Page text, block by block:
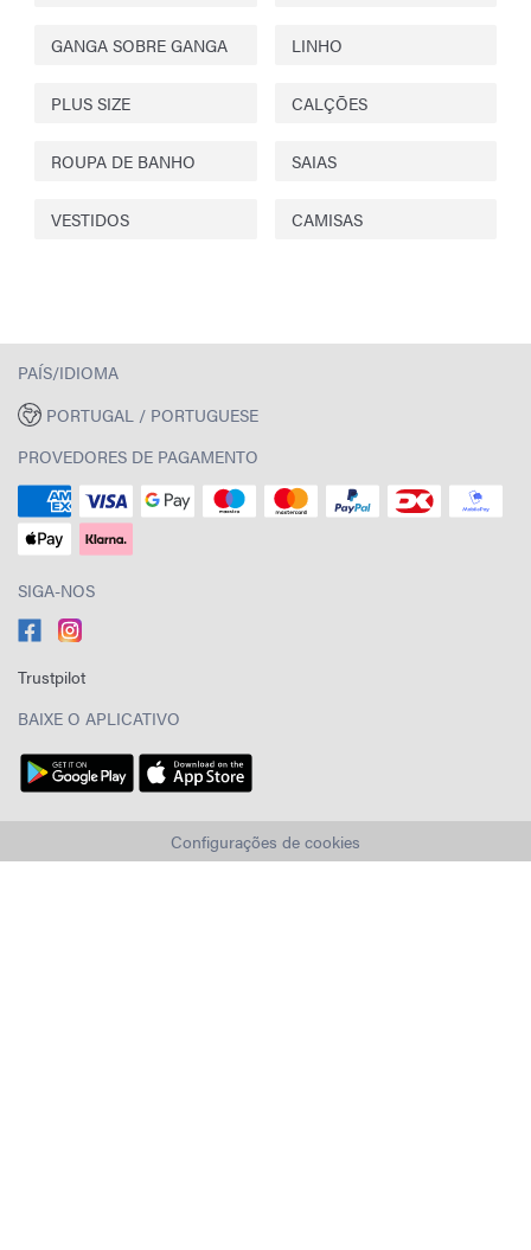
GANGA SOBRE GANGA LINHO
PLUS SIZE CALÇÕES
ROUPA DE BANHO SAIAS
VESTIDOS CAMISAS
PAÍS/IDIOMA
PORTUGAL / PORTUGUESE
PROVEDORES DE PAGAMENTO
SIGA-NOS
Trustpilot
BAIXE O APLICATIVO
Configurações de cookies